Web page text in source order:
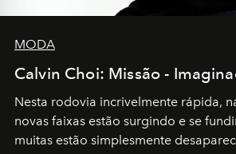
MODA
Calvin Choi: Missão -
Nesta rodovia incrivelmente rápida,
novas faixas estão surgindo e se
muitas estão simplesmente